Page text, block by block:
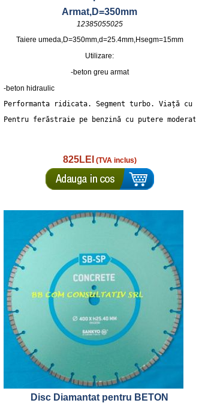
Armat,D=350mm
12385055025
Taiere umeda,D=350mm,d=25.4mm,Hsegm=15mm
Utilizare:
-beton greu armat
-beton hidraulic
Performanta ridicata. Segment turbo. Viață
Pentru ferăstraie pe benzină cu putere
825LEI (TVA inclus)
Disc Diamantat pentru BETON